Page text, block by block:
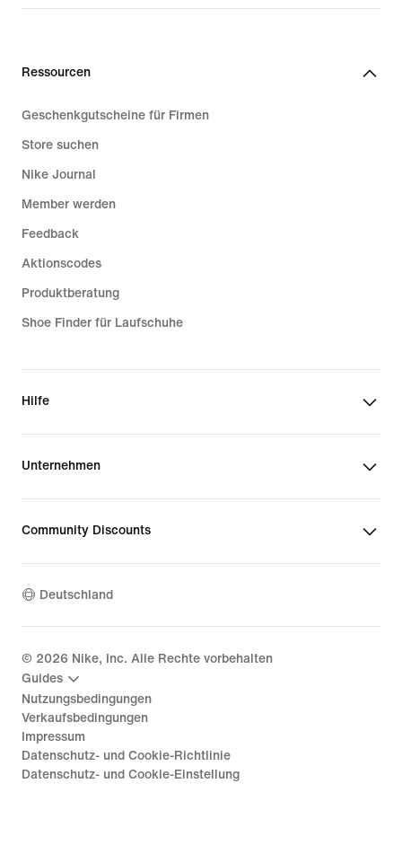
94,99 €
Ressourcen
Geschenkgutscheine für Firmen
Store suchen
Nike Journal
Member werden
Feedback
Aktionscodes
Produktberatung
Shoe Finder für Laufschuhe
Hilfe
Unternehmen
Community Discounts
Deutschland
© 2026 Nike, Inc. Alle Rechte vorbehalten
Guides
Nutzungsbedingungen
Verkaufsbedingungen
Impressum
Datenschutz- und Cookie-Richtlinie
Datenschutz- und Cookie-Einstellung